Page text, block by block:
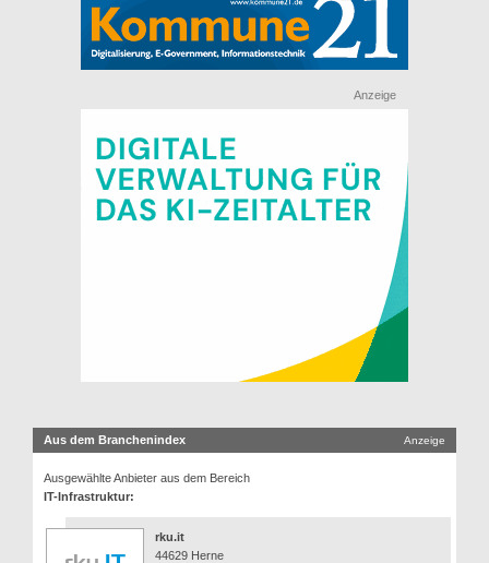
Anzeige
Aus dem Branchenindex Anzeige
Ausgewählte Anbieter aus dem Bereich
IT-Infrastruktur:
rku.it
44629 Herne